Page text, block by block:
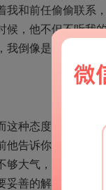
和前任偷偷联系
，他不但不听我
我倒像是一个外人
种态度对婚姻家
告诉你和前任分
大气，这样的道
善的解决你们之